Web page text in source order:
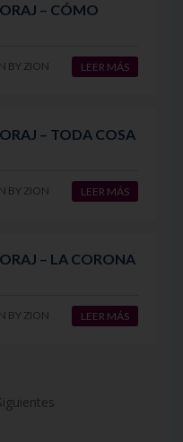
– CÓMO
BY ZION LEER MÁS
– TODA COSA
BY ZION LEER MÁS
– LA CORONA
BY ZION LEER MÁS